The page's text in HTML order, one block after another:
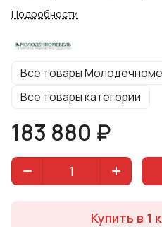
дерева (массив ольхи и
универсально подойдет к
Подробности
Все товары
Все товары категории
183 880 ₽
Купить в 1